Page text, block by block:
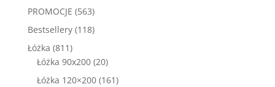
PROMOCJE 563563
produkty
Bestsellery 118118
Łóżka 811811
produktów
Łóżka 90x200 2020
produktów
Łóżka 120×200 161161